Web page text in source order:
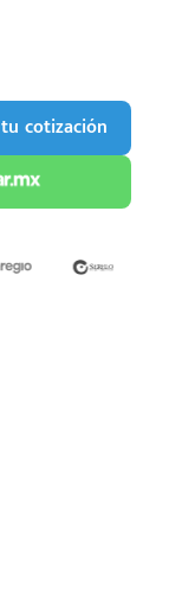
cotización